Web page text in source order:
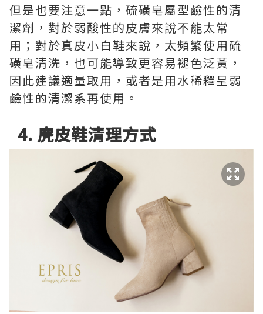
但是也要注意一點，硫磺皂屬型鹼性的清
潔劑，對於弱酸性的皮膚來說不能太常
用；對於真皮小白鞋來說，太頻繁使用硫
磺皂清洗，也可能導致更容易褪色泛黃，
因此建議適量取用，或者是用水稀釋呈弱
鹼性的清潔系再使用。
4. 麂皮鞋清理方式